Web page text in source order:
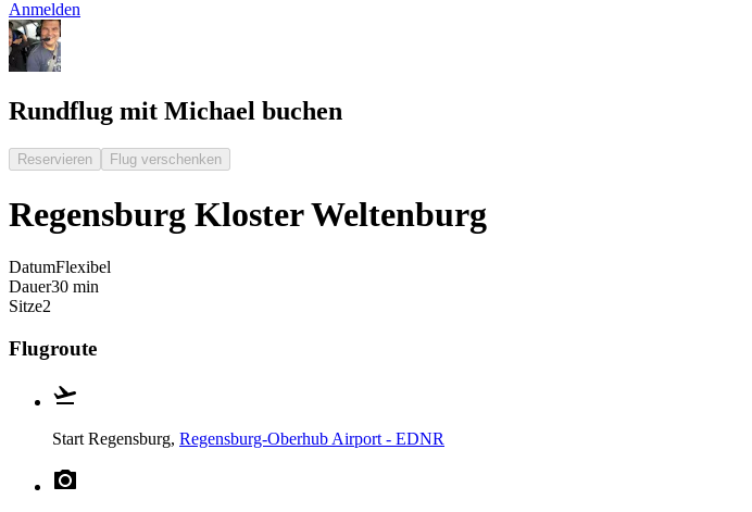
Anmelden
Rundflug mit Michael buchen
Reservieren Flug verschenken
Regensburg Kloster Weltenburg
DatumFlexibel
Dauer30 min
Sitze2
Flugroute
Start Regensburg, Regensburg-Oberhub Airport - EDNR